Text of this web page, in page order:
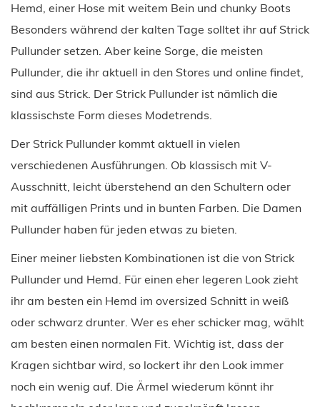
Hemd, einer Hose mit weitem Bein und chunky Boots
Besonders während der kalten Tage solltet ihr auf Strick
Pullunder setzen. Aber keine Sorge, die meisten
Pullunder, die ihr aktuell in den Stores und online findet,
sind aus Strick. Der Strick Pullunder ist nämlich die
klassischste Form dieses Modetrends.
Der Strick Pullunder kommt aktuell in vielen
verschiedenen Ausführungen. Ob klassisch mit V-
Ausschnitt, leicht überstehend an den Schultern oder
mit auffälligen Prints und in bunten Farben. Die Damen
Pullunder haben für jeden etwas zu bieten.
Einer meiner liebsten Kombinationen ist die von Strick
Pullunder und Hemd. Für einen eher legeren Look zieht
ihr am besten ein Hemd im oversized Schnitt in weiß
oder schwarz drunter. Wer es eher schicker mag, wählt
am besten einen normalen Fit. Wichtig ist, dass der
Kragen sichtbar wird, so lockert ihr den Look immer
noch ein wenig auf. Die Ärmel wiederum könnt ihr